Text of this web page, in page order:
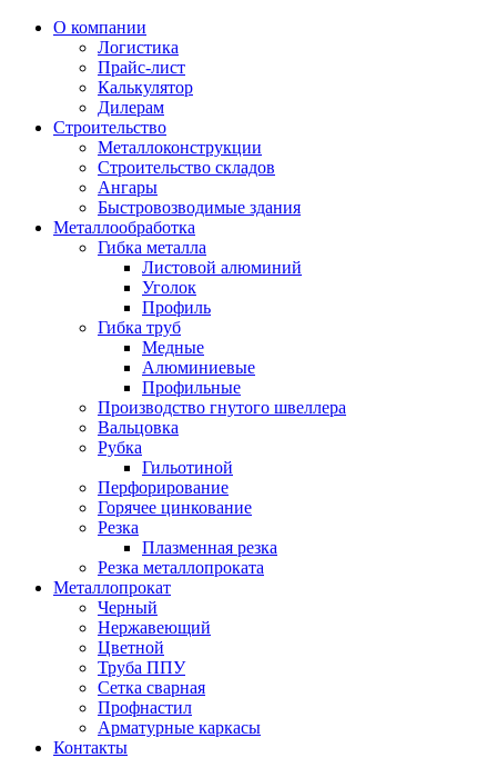
О компании
Логистика
Прайс-лист
Калькулятор
Дилерам
Строительство
Металлоконструкции
Строительство складов
Ангары
Быстровозводимые здания
Металлообработка
Гибка металла
Листовой алюминий
Уголок
Профиль
Гибка труб
Медные
Алюминиевые
Профильные
Производство гнутого швеллера
Вальцовка
Рубка
Гильотиной
Перфорирование
Горячее цинкование
Резка
Плазменная резка
Резка металлопроката
Металлопрокат
Черный
Нержавеющий
Цветной
Труба ППУ
Сетка сварная
Профнастил
Арматурные каркасы
Контакты